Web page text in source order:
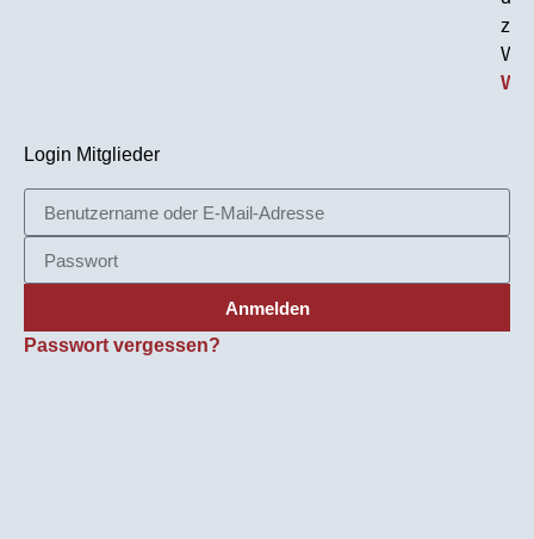
Login Mitglieder
Anmelden
Passwort vergessen?